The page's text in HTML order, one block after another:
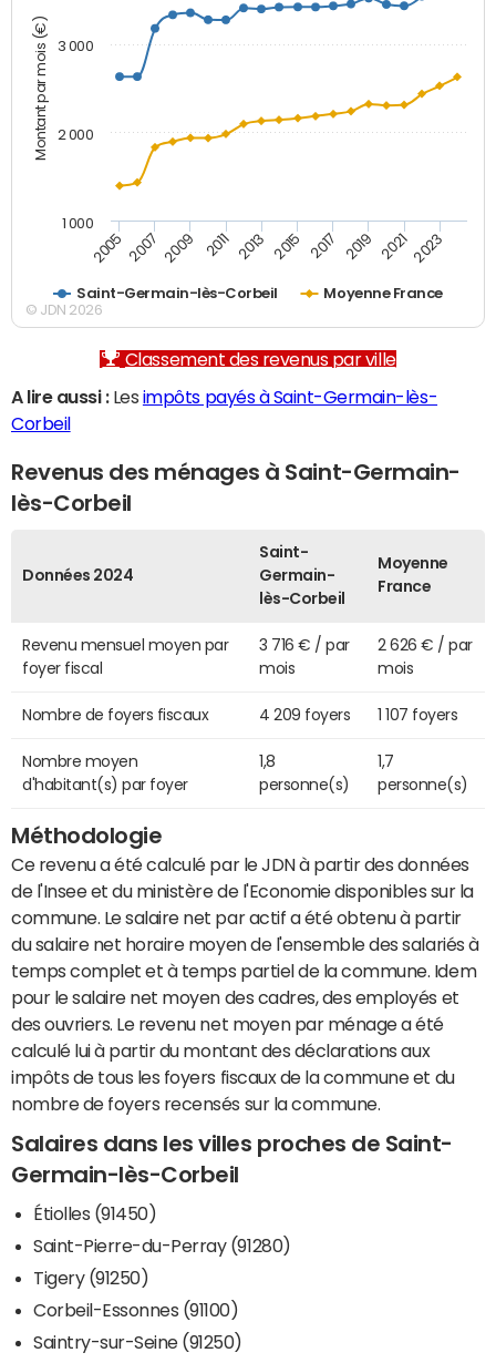
Montant par mois (€)
Saint-Germain-lès-Corbeil Moyenne France
2005 2007 2009 2011 2013 2015 2017 2019 2021 2023
1 000
2 000
3 000
© JDN 2026
Classement des revenus par ville
A lire aussi :Les impôts payés à Saint-Germain-lès-
Corbeil
Revenus des ménages à Saint-Germain-
lès-Corbeil
Données 2024
Saint-
Germain-
lès-Corbeil
Moyenne
France
Revenu mensuel moyen par
foyer fiscal
3 716 € / par
mois
2 626 € / par
mois
Nombre de foyers fiscaux 4 209 foyers 1 107 foyers
Nombre moyen
d'habitant(s) par foyer
1,8
personne(s)
1,7
personne(s)
Méthodologie
Ce revenu a été calculé par le JDN à partir des données
de l'Insee et du ministère de l'Economie disponibles sur la
commune. Le salaire net par actif a été obtenu à partir
du salaire net horaire moyen de l'ensemble des salariés à
temps complet et à temps partiel de la commune. Idem
pour le salaire net moyen des cadres, des employés et
des ouvriers. Le revenu net moyen par ménage a été
calculé lui à partir du montant des déclarations aux
impôts de tous les foyers fiscaux de la commune et du
nombre de foyers recensés sur la commune.
Salaires dans les villes proches de Saint-
Germain-lès-Corbeil
Étiolles (91450)
Saint-Pierre-du-Perray (91280)
Tigery (91250)
Corbeil-Essonnes (91100)
Saintry-sur-Seine (91250)